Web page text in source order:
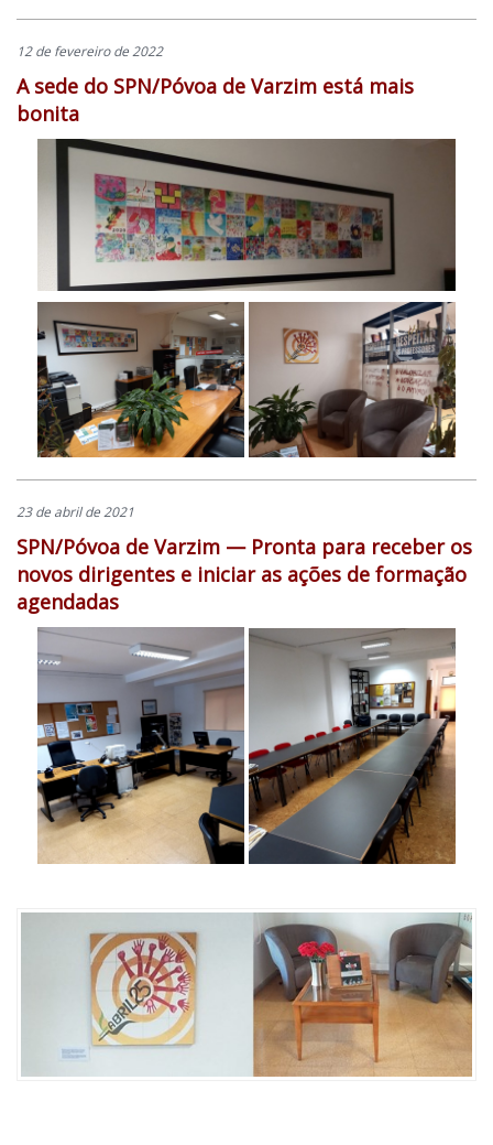
12 de fevereiro de 2022
A sede do SPN/Póvoa de Varzim está mais
bonita
23 de abril de 2021
SPN/Póvoa de Varzim — Pronta para receber os
novos dirigentes e iniciar as ações de formação
agendadas